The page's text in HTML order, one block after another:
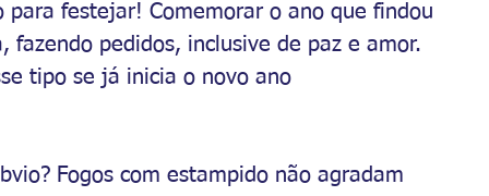
festejar! Comemorar o ano que findou
fazendo pedidos, inclusive de paz e amor.
tipo se já inicia o novo ano
Fogos com estampido não agradam